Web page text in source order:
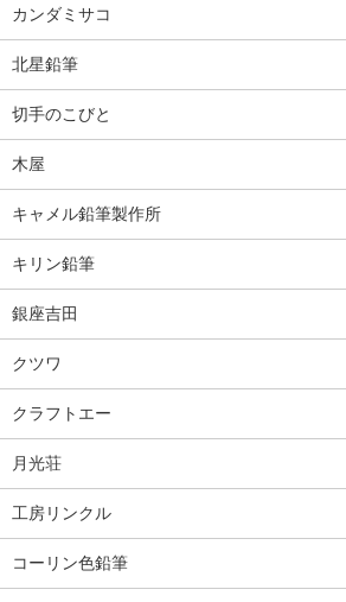
カンダミサコ
北星鉛筆
切手のこびと
木屋
キャメル鉛筆製作所
キリン鉛筆
銀座吉田
クツワ
クラフトエー
月光荘
工房リンクル
コーリン色鉛筆